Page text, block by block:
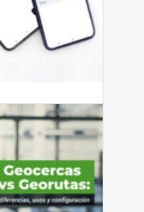
captura
en campo —